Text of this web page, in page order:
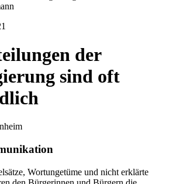
der
sind oft
Wortungetüme und nicht erklärte